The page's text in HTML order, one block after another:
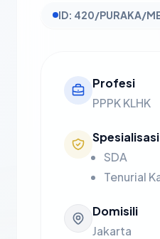
ID: 420/PURAKA/
Profesi
PPPK KLHK
Spesialisasi
SDA
Tenurial
Domisili
Jakarta